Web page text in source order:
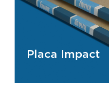
Placa Impact